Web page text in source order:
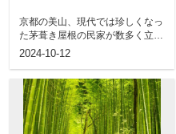
京都の美山、現代では珍しくなっ
た茅葺き屋根の民家が数多く立ち
並び、その美観から平成5年
2024-10-12